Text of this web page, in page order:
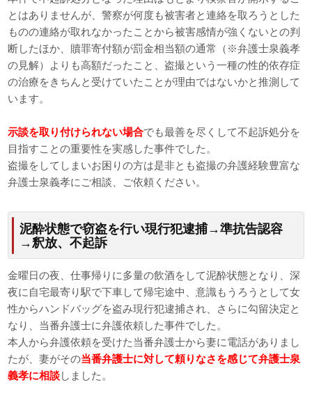
とはありませんが、警察が何度も被害者と連絡を取ろうとした
ものの連絡が取れなかったことから被害感情が強くないとの判
断したほか、贖罪寄付額が罰金相当額の通常（※弁護士泉義孝
の見解）よりも高額だったこと、盗撮という一種の性的依存症
の治療をきちんと受けていたことが理由ではないかと推測して
います。
示談を取り付けられない場合でも最善を尽くして不起訴処分を
目指すことの重要性を実感した事件でした。
盗撮をしてしまいお困りの方は是非とも盗撮の弁護経験豊富な
弁護士泉義孝にご相談、ご依頼ください。
泥酔状態で窃盗を行い現行犯逮捕→準抗告認容
→釈放、不起訴
金曜日の夜、仕事帰りに多量の飲酒をして泥酔状態となり、深
夜に自宅最寄り駅で下車して帰宅途中、意識もうろうとして女
性からハンドバッグを盗み現行犯逮捕され、さらに勾留決定と
なり、当番弁護士に弁護依頼した事件でした。
本人から弁護依頼を受けた当番弁護士から妻に電話がありまし
たが、妻がその当番弁護士に対して頼りなさを感じて弁護士泉
義孝に相談しました。